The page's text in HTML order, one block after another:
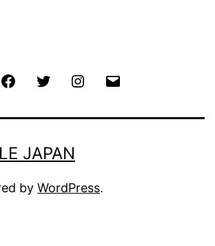
FacebookTwitter Instagram
JAPAN
by WordPress.